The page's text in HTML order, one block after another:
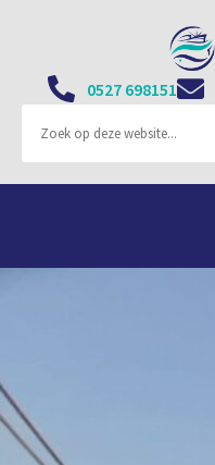
0527 698151